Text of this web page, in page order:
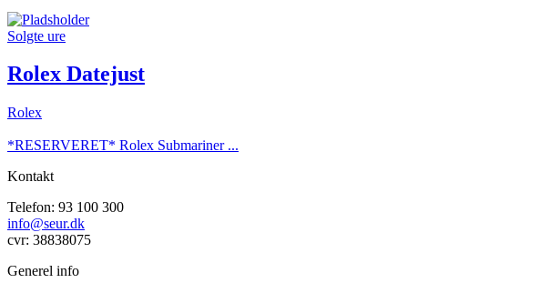
Solgte ure
Rolex Datejust
Rolex
*RESERVERET* Rolex Submariner ...
Kontakt
Telefon: 93 100 300
info@seur.dk
cvr: 38838075
Generel info